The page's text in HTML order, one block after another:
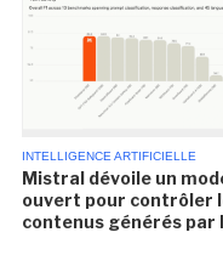
INTELLIGENCE ARTIFICIELLE
Mistral dévoile un
ouvert pour contrôler
contenus générés par